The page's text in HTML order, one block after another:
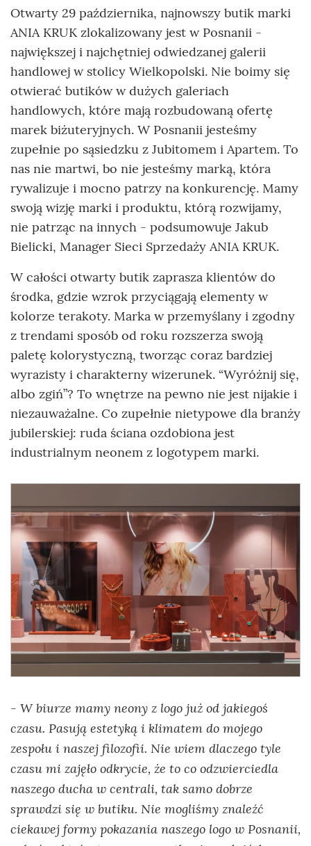
Otwarty 29 października, najnowszy butik marki
ANIA KRUK zlokalizowany jest w Posnanii -
największej i najchętniej odwiedzanej galerii
handlowej w stolicy Wielkopolski. Nie boimy się
otwierać butików w dużych galeriach
handlowych, które mają rozbudowaną ofertę
marek biżuteryjnych. W Posnanii jesteśmy
zupełnie po sąsiedzku z Jubitomem i Apartem. To
nas nie martwi, bo nie jesteśmy marką, która
rywalizuje i mocno patrzy na konkurencję. Mamy
swoją wizję marki i produktu, którą rozwijamy,
nie patrząc na innych - podsumowuje Jakub
Bielicki, Manager Sieci Sprzedaży ANIA KRUK.
W całości otwarty butik zaprasza klientów do
środka, gdzie wzrok przyciągają elementy w
kolorze terakoty. Marka w przemyślany i zgodny
z trendami sposób od roku rozszerza swoją
paletę kolorystyczną, tworząc coraz bardziej
wyrazisty i charakterny wizerunek. “Wyróżnij się,
albo zgiń”? To wnętrze na pewno nie jest nijakie i
niezauważalne. Co zupełnie nietypowe dla branży
jubilerskiej: ruda ściana ozdobiona jest
industrialnym neonem z logotypem marki.
- W biurze mamy neony z logo już od jakiegoś
czasu. Pasują estetyką i klimatem do mojego
zespołu i naszej filozofii. Nie wiem dlaczego tyle
czasu mi zajęło odkrycie, że to co odzwierciedla
naszego ducha w centrali, tak samo dobrze
sprawdzi się w butiku. Nie mogliśmy znaleźć
ciekawej formy pokazania naszego logo w Posnanii,